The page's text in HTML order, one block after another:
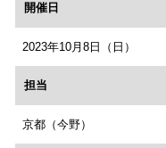
開催日
2023年10月8日（日）
担当
京都（今野）